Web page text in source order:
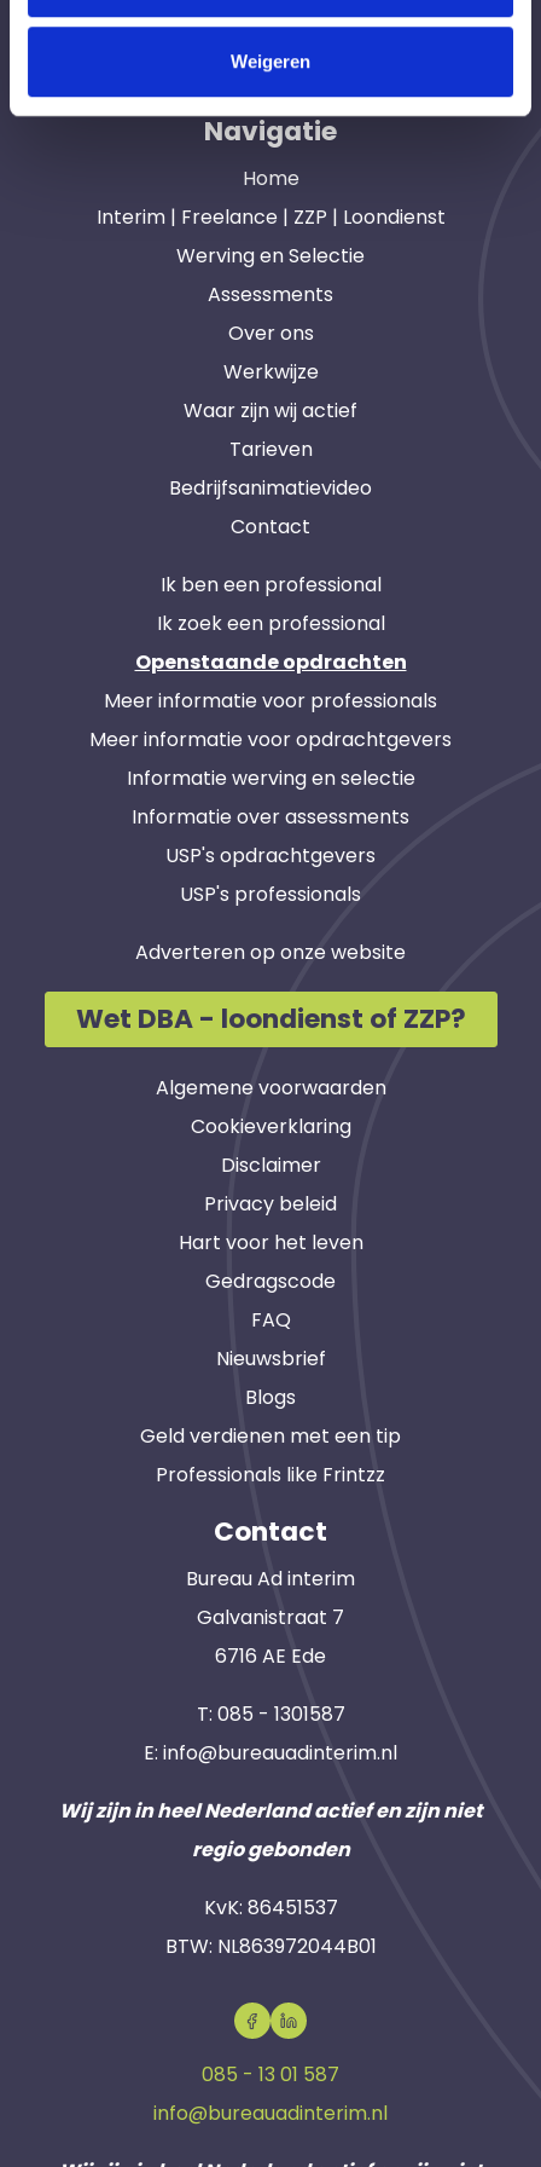
Weigeren
opdrachtgevers en interim, freelance en ZZP
professionals in heel Nederland. Ook loondienst.
Navigatie
Home
Interim | Freelance | ZZP | Loondienst
Werving en Selectie
Assessments
Over ons
Werkwijze
Waar zijn wij actief
Tarieven
Bedrijfsanimatievideo
Contact
Ik ben een professional
Ik zoek een professional
Openstaande opdrachten
Meer informatie voor professionals
Meer informatie voor opdrachtgevers
Informatie werving en selectie
Informatie over assessments
USP's opdrachtgevers
USP's professionals
Adverteren op onze website
Wet DBA - loondienst of ZZP?
Algemene voorwaarden
Cookieverklaring
Disclaimer
Privacy beleid
Hart voor het leven
Gedragscode
FAQ
Nieuwsbrief
Blogs
Geld verdienen met een tip
Professionals like Frintzz
Contact
Bureau Ad interim
Galvanistraat 7
6716 AE Ede
T: 085 - 1301587
E: info@bureauadinterim.nl
Wij zijn in heel Nederland actief en zijn niet
regio gebonden
KvK: 86451537
BTW: NL863972044B01
085 - 13 01 587
info@bureauadinterim.nl